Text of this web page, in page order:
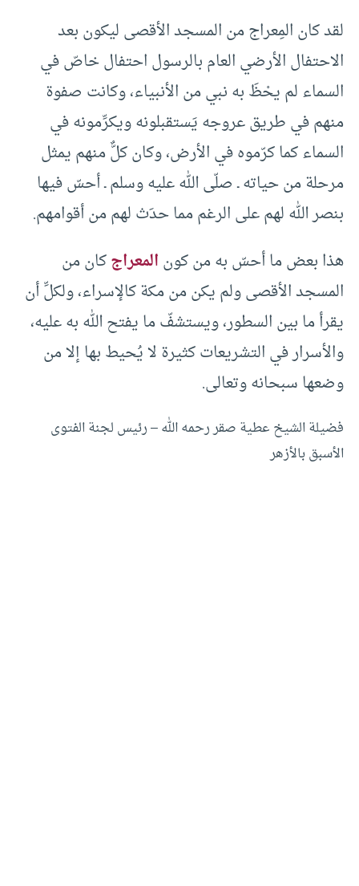
لقد كان المِعراج من المسجد الأقصى ليكون بعد
الاحتفال الأرضي العام بالرسول احتفال خاصّ في
السماء لم يحْظَ به نبي من الأنبياء، وكانت صفوة
منهم في طريق عروجه يَستقبلونه ويكرِّمونه في
السماء كما كرّموه في الأرض، وكان كلٌّ منهم يمثل
مرحلة من حياته ـ صلّى الله عليه وسلم ـ أحسّ فيها
بنصر الله لهم على الرغم مما حدَث لهم من أقوامهم.
هذا بعض ما أحسّ به من كونالمعراجكان من
المسجد الأقصى ولم يكن من مكة كالإسراء، ولكلِّ أن
يقرأ ما بين السطور، ويستشفّ ما يفتح الله به عليه،
والأسرار في التشريعات كثيرة لا يُحيط بها إلا من
وضعها سبحانه وتعالى.
فضيلة الشيخ عطية صقر رحمه الله – رئيس لجنة الفتوى
الأسبق بالأزهر